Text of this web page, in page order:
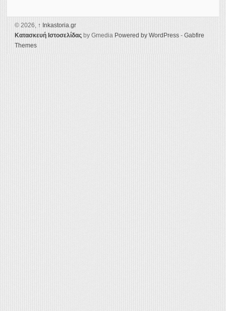
© 2026, ↑ Ιnkastoria.gr
Κατασκευή Ιστοσελίδας by Gmedia Powered by WordPress - Gabfire
Themes